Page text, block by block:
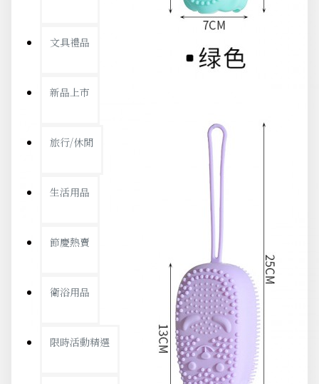
文具禮品
新品上市
旅行/休閒
生活用品
節慶熱賣
衛浴用品
限時活動精選